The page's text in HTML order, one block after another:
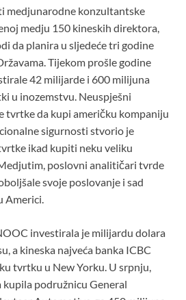
medjunarodne konzultantske
medju 150 kineskih direktora,
da planira u sljedeće tri godine
Tijekom prošle godine
42 milijarde i 600 milijuna
u inozemstvu. Neuspješni
tvrtke da kupi američku kompaniju
sigurnosti stvorio je
ikad kupiti neku veliku
poslovni analitičari tvrde
svoje poslovanje i sad
Americi.
investirala je milijardu dolara
a kineska najveća banka ICBC
tvrtku u New Yorku. U srpnju,
podružnicu General